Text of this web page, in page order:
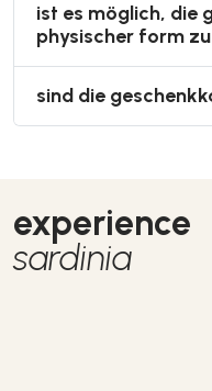
ist es möglich, die
physischer form
sind die
experience
sardinia